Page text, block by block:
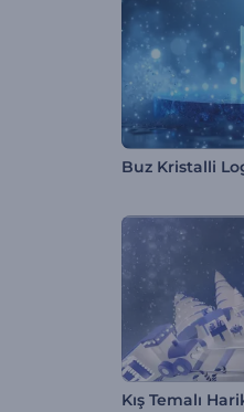
Buz Kristalli
Kış Temalı